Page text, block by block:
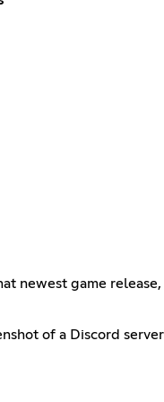
newest game